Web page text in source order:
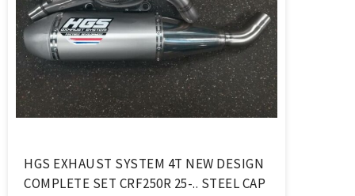
HGS EXHAUST SYSTEM 4T NEW DESIGN
COMPLETE SET CRF250R 25-.. STEEL CAP